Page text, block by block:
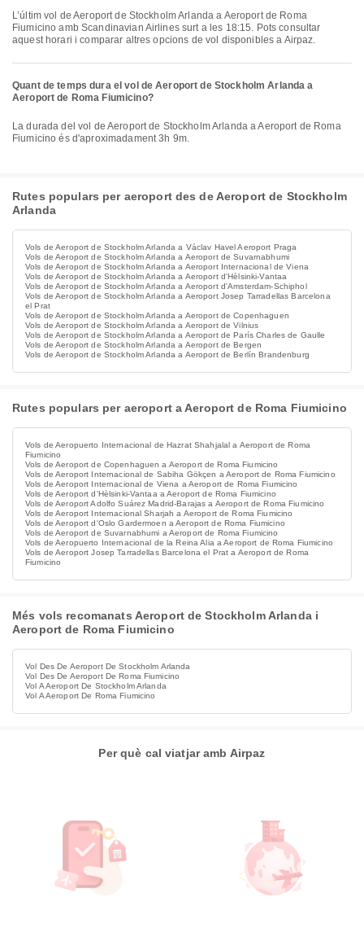
L’últim vol de Aeroport de Stockholm Arlanda a Aeroport de Roma
Fiumicino amb Scandinavian Airlines surt a les 18:15. Pots consultar
aquest horari i comparar altres opcions de vol disponibles a Airpaz.
Quant de temps dura el vol de Aeroport de Stockholm Arlanda a
Aeroport de Roma Fiumicino?
La durada del vol de Aeroport de Stockholm Arlanda a Aeroport de Roma
Fiumicino és d'aproximadament 3h 9m.
Rutes populars per aeroport des de Aeroport de Stockholm
Arlanda
Vols de Aeroport de Stockholm Arlanda a Václav Havel Aeroport Praga
Vols de Aeroport de Stockholm Arlanda a Aeroport de Suvarnabhumi
Vols de Aeroport de Stockholm Arlanda a Aeroport Internacional de Viena
Vols de Aeroport de Stockholm Arlanda a Aeroport d'Hèlsinki-Vantaa
Vols de Aeroport de Stockholm Arlanda a Aeroport d'Amsterdam-Schiphol
Vols de Aeroport de Stockholm Arlanda a Aeroport Josep Tarradellas Barcelona
el Prat
Vols de Aeroport de Stockholm Arlanda a Aeroport de Copenhaguen
Vols de Aeroport de Stockholm Arlanda a Aeroport de Vilnius
Vols de Aeroport de Stockholm Arlanda a Aeroport de París Charles de Gaulle
Vols de Aeroport de Stockholm Arlanda a Aeroport de Bergen
Vols de Aeroport de Stockholm Arlanda a Aeroport de Berlín Brandenburg
Rutes populars per aeroport a Aeroport de Roma Fiumicino
Vols de Aeropuerto Internacional de Hazrat Shahjalal a Aeroport de Roma
Fiumicino
Vols de Aeroport de Copenhaguen a Aeroport de Roma Fiumicino
Vols de Aeroport Internacional de Sabiha Gökçen a Aeroport de Roma Fiumicino
Vols de Aeroport Internacional de Viena a Aeroport de Roma Fiumicino
Vols de Aeroport d'Hèlsinki-Vantaa a Aeroport de Roma Fiumicino
Vols de Aeroport Adolfo Suárez Madrid-Barajas a Aeroport de Roma Fiumicino
Vols de Aeroport Internacional Sharjah a Aeroport de Roma Fiumicino
Vols de Aeroport d'Oslo Gardermoen a Aeroport de Roma Fiumicino
Vols de Aeroport de Suvarnabhumi a Aeroport de Roma Fiumicino
Vols de Aeropuerto Internacional de la Reina Alia a Aeroport de Roma Fiumicino
Vols de Aeroport Josep Tarradellas Barcelona el Prat a Aeroport de Roma
Fiumicino
Més vols recomanats Aeroport de Stockholm Arlanda i
Aeroport de Roma Fiumicino
Vol Des De Aeroport De Stockholm Arlanda
Vol Des De Aeroport De Roma Fiumicino
Vol A Aeroport De Stockholm Arlanda
Vol A Aeroport De Roma Fiumicino
Per què cal viatjar amb Airpaz